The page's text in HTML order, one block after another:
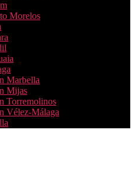
Morelos
Marbella
Mijas
Torremolinos
Vélez-Málaga